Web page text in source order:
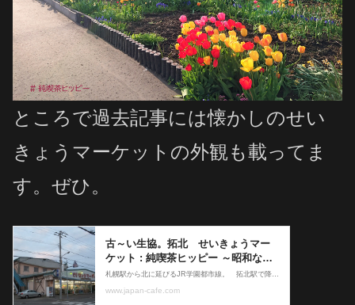
ところで過去記事には懐かしのせい
きょうマーケットの外観も載ってま
す。ぜひ。